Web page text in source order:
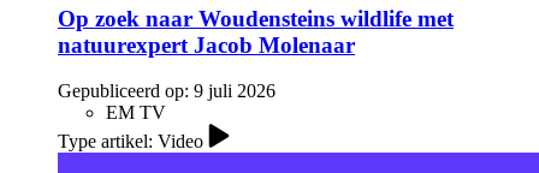
Op zoek naar Woudensteins wildlife met
natuurexpert Jacob Molenaar
Gepubliceerd op: 9 juli 2026
EM TV
Type artikel: Video